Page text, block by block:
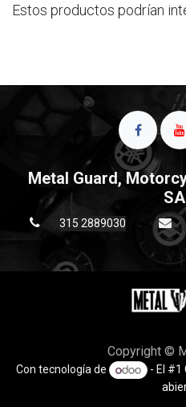
Estos productos podrían
Metal Guard,
315 2889030
Copyright ©
Con tecnología de - El #1